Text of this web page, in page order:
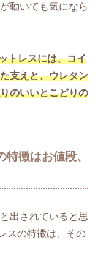
動いても気になら
トレスには、コイ
支えと、ウレタン
のいいとこどりの
徴はお値段、
出されていると思
スの特徴は、その